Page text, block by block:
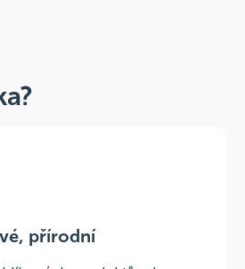
přírodní